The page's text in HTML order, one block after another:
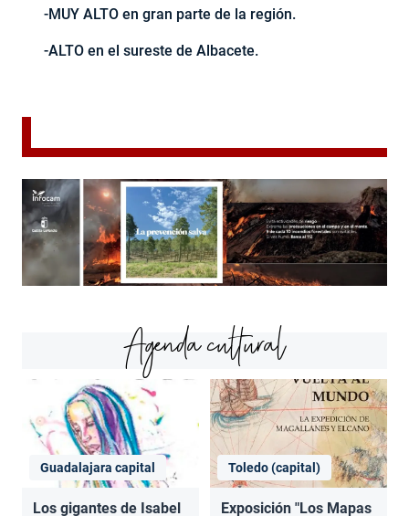
-MUY ALTO en gran parte de la región.
-ALTO en el sureste de Albacete.
Agenda cultural
Guadalajara capital
Los gigantes de Isabel
Toledo (capital)
Exposición "Los Mapas